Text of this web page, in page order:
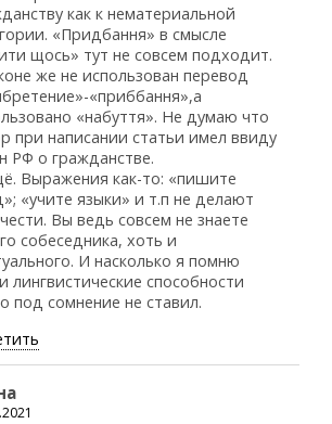
как к нематериальной
«Придбання» в смысле
щось» тут не совсем подходит.
же не использован перевод
«приббання»,а
«набуття». Не думаю что
при написании статьи имел ввиду
РФ о гражданстве.
Выражения как-то: «пишите
«учите языки» и т.п не делают
Вы ведь совсем не знаете
собеседника, хоть и
И насколько я помню
лингвистические способности
под сомнение не ставил.